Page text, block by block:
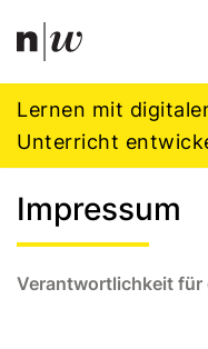
Navigation
Lernen mit
Unterricht
Impressum
Verantwortlichkeit für
Footer